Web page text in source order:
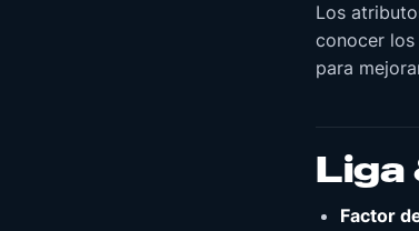
Los
conocer
para
Liga
Factor